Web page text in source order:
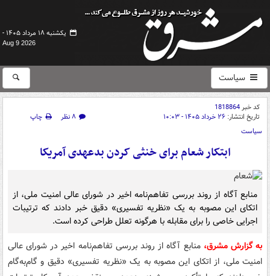
یکشنبه ۱۸ مرداد ۱۴۰۵ -
Aug 9 2026
سیاست
کد خبر1818864
تاریخ انتشار: ۲۶ خرداد ۱۴۰۵ - ۱۰:۰۳ ۸ نظر
چاپ
سیاست
ابتکار شعام برای خنثی کردن بدعهدی آمریکا
منابع آگاه از روند بررسی تفاهم‌نامه اخیر در شورای عالی امنیت ملی، از
اتکای این مصوبه به یک «نظریه تفسیری» دقیق خبر دادند که ترتیبات
اجرایی خاصی را برای مقابله با هرگونه تعلل طراحی کرده است.
به گزارش مشرق، منابع آگاه از روند بررسی تفاهم‌نامه اخیر در شورای عالی
امنیت ملی، از اتکای این مصوبه به یک «نظریه تفسیری» دقیق و گام‌به‌گام